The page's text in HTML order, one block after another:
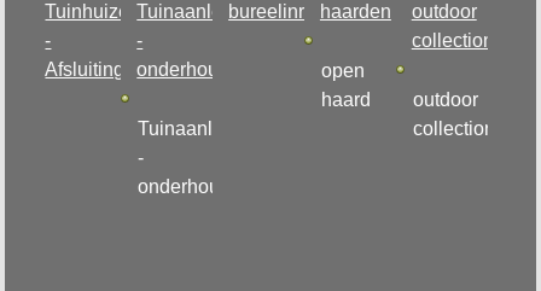
Tuinhuizen
-
Afsluitingen
Tuinaanleg
-
onderhoud
Tuinaanleg
-
onderhoud
bureelinrichting
haarden
open
haard
outdoor
collection
outdoor
collection